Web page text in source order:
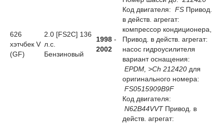
626
хэтчбек V
(GF)
2.0 [FS2C] 136
л.с.
Бензиновый
1998 -
2002
Код двигателя: FS Привод.
в действ. агрегат:
компрессор кондиционера,
Привод. в действ. агрегат:
насос гидроусилителя
вариант оснащения:
EPDM, >Ch 212420 для
оригинального номера:
FS0515909B9F
Код двигателя:
N62B44VVTПривод. в
действ. агрегат: